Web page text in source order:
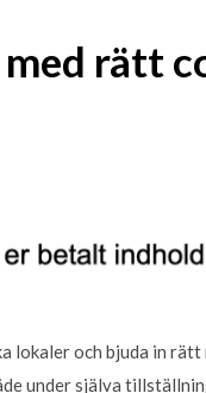
rätt
och bjuda in rätt
under själva